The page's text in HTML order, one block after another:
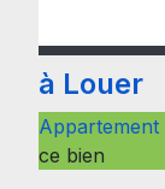
à Louer
Appartement
ce bien